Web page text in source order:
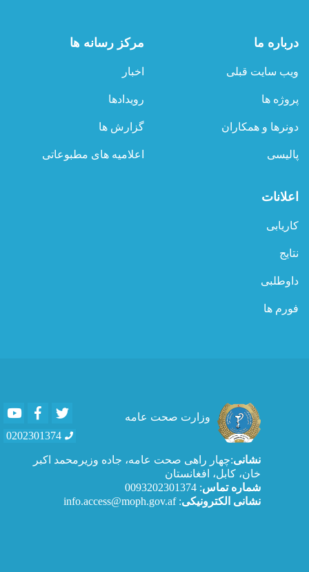
و
ریاست
درباره ما
ویب سایت قبلی
پروژه ها
دونرها و همکاران
پالیسی
مرکز رسانه ها
اخبار
رویدادها
گزارش ها
اعلامیه های مطبوعاتی
اعلانات
کاریابی
نتایج
داوطلبی
فورم ها
وزارت صحت عامه
YoutubeFacebook
0202301374
نشانی:چهار راهی صحت عامه، جاده وزیرمحمد اکبر
خان، کابل، افغانستان
شماره تماس: 0093202301374
نشانی الکترونیکی: info.access@moph.gov.af